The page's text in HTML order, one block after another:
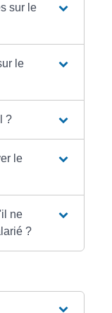
sur le
le
?
le
ne
?